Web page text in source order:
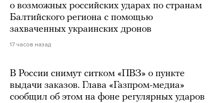
о возможных российских ударах по странам
Балтийского региона с помощью
захваченных украинских дронов
17 часов назад
В России снимут ситком «ПВЗ» о пункте
выдачи заказов. Глава «Газпром-медиа»
сообщил об этом на фоне регулярных ударов